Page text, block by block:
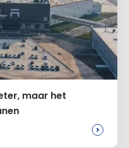
maar het
>